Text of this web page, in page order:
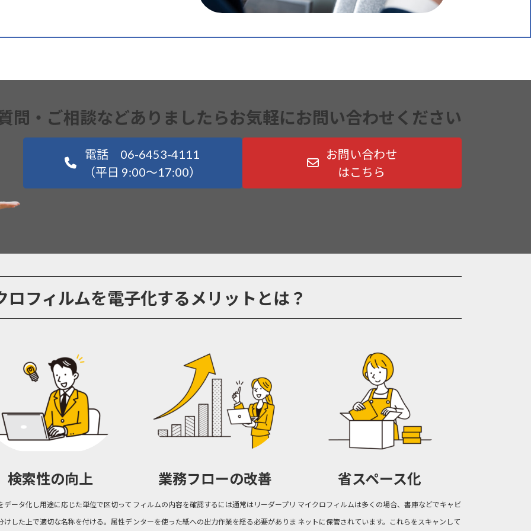
問・ご相談などありましたらお気軽にお問い合わせください
電話 06-6453-4111
（平日 9:00～17:00）
お問い合わせ
はこちら
ロフィルムを電子化するメリットとは？
検索性の向上
データ化し用途に応じた単位で区切って
けした上で適切な名称を付ける。属性デ
業務フローの改善
フィルムの内容を確認するには通常はリーダープリ
ンターを使った紙への出力作業を経る必要がありま
省スペース化
マイクロフィルムは多くの場合、書庫などでキャビ
ネットに保管されています。これらをスキャンして